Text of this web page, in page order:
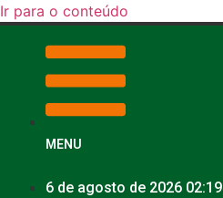
Ir para o conteúdo
MENU
6 de agosto de 2026 02:19